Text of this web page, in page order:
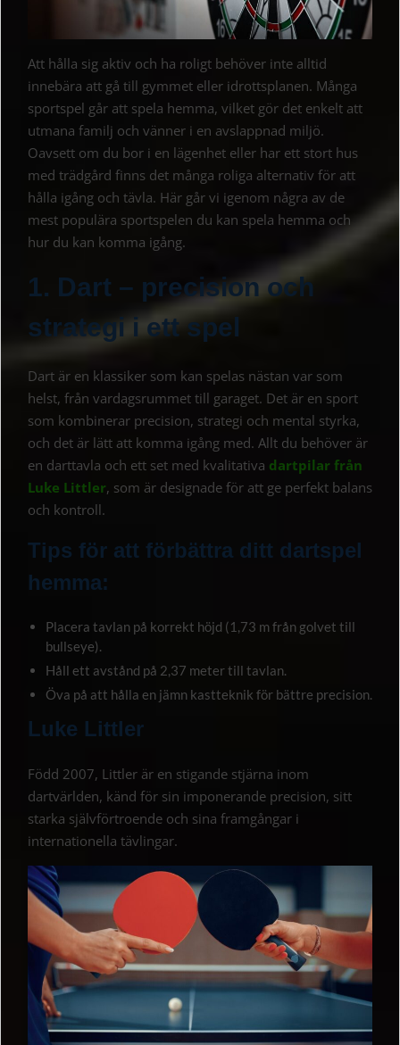
Att hålla sig aktiv och ha roligt behöver inte alltid
innebära att gå till gymmet eller idrottsplanen. Många
sportspel går att spela hemma, vilket gör det enkelt att
utmana familj och vänner i en avslappnad miljö.
Oavsett om du bor i en lägenhet eller har ett stort hus
med trädgård finns det många roliga alternativ för att
hålla igång och tävla. Här går vi igenom några av de
mest populära sportspelen du kan spela hemma och
hur du kan komma igång.
1. Dart – precision och
strategi i ett spel
Dart är en klassiker som kan spelas nästan var som
helst, från vardagsrummet till garaget. Det är en sport
som kombinerar precision, strategi och mental styrka,
och det är lätt att komma igång med. Allt du behöver är
en darttavla och ett set med kvalitativa dartpilar från
Luke Littler, som är designade för att ge perfekt balans
och kontroll.
Tips för att förbättra ditt dartspel
hemma:
Placera tavlan på korrekt höjd (1,73 m från golvet till
bullseye).
Håll ett avstånd på 2,37 meter till tavlan.
Öva på att hålla en jämn kastteknik för bättre precision.
Luke Littler
Född 2007, Littler är en stigande stjärna inom
dartvärlden, känd för sin imponerande precision, sitt
starka självförtroende och sina framgångar i
internationella tävlingar.